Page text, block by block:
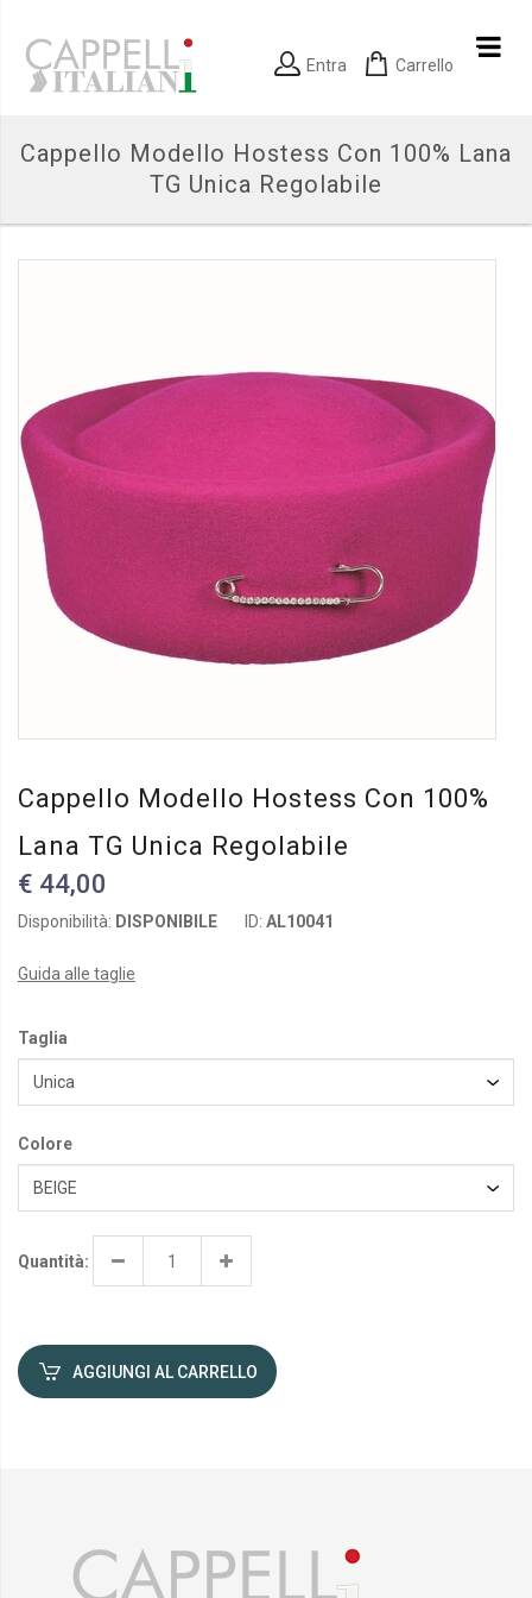
Entra Carrello
Cappello Modello Hostess Con 100% Lana
TG Unica Regolabile
Cappello Modello Hostess Con 100%
Lana TG Unica Regolabile
€ 44,00
Disponibilità: DISPONIBILE ID: AL10041
Guida alle taglie
Taglia
Colore
Quantità:
AGGIUNGI AL CARRELLO